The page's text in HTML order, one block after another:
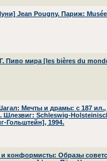
Jean Pougny. Париж:
Пиво мира [les bières du
Мечты и драмы: с 187 ил.,
Шлезвиг: Schleswig-
Гольштейн], 1994.
конформисты: Образы